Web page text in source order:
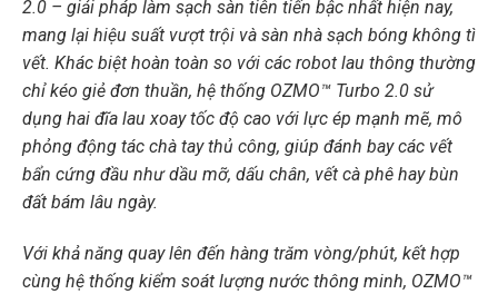
2.0 – giải pháp làm sạch sàn tiên tiến bậc nhất hiện nay,
mang lại hiệu suất vượt trội và sàn nhà sạch bóng không tì
vết. Khác biệt hoàn toàn so với các robot lau thông thường
chỉ kéo giẻ đơn thuần, hệ thống OZMO™ Turbo 2.0 sử
dụng hai đĩa lau xoay tốc độ cao với lực ép mạnh mẽ, mô
phỏng động tác chà tay thủ công, giúp đánh bay các vết
bẩn cứng đầu như dầu mỡ, dấu chân, vết cà phê hay bùn
đất bám lâu ngày.
Với khả năng quay lên đến hàng trăm vòng/phút, kết hợp
cùng hệ thống kiểm soát lượng nước thông minh, OZMO™